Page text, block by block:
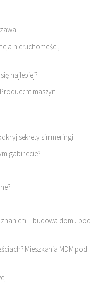
nieruchomości,
najlepiej?
maszyn
sekrety simmeringi
gabinecie?
– budowa domu pod
Mieszkania MDM pod